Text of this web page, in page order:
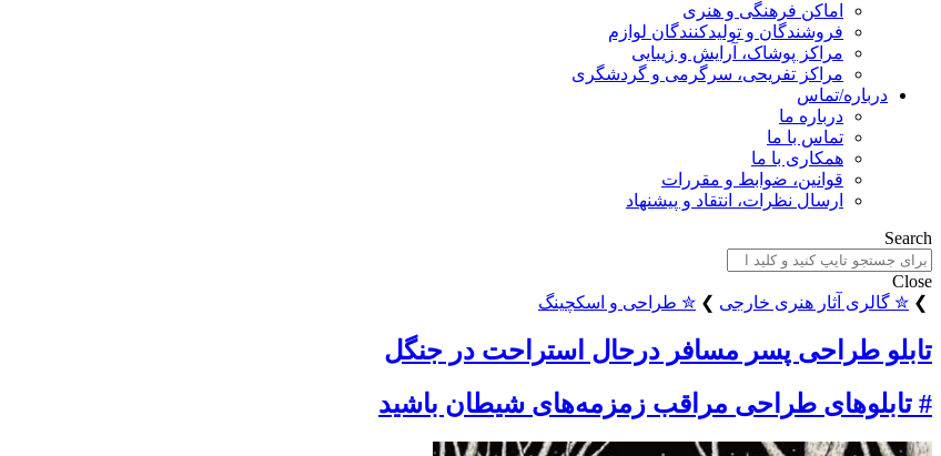
اماکن فرهنگی و هنری
فروشندگان و تولیدکنندگان لوازم
مراکز پوشاک، آرایش و زیبایی
مراکز تفریحی، سرگرمی و گردشگری
درباره/تماس
درباره ما
تماس با ما
همکاری با ما
قوانین، ضوابط و مقررات
ارسال نظرات، انتقاد و پیشنهاد
Search
Close
❯ ✮ گالری آثار هنری خارجی ❯ ✮ طراحی و اسکچینگ
تابلو طراحی پسر مسافر درحال استراحت در جنگل
# تابلوهای طراحی مراقب زمزمه‌های شیطان باشید